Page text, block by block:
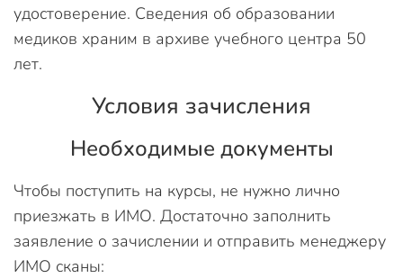
удостоверение. Сведения об образовании
медиков храним в архиве учебного центра 50
лет.
Условия зачисления
Необходимые документы
Чтобы поступить на курсы, не нужно лично
приезжать в ИМО. Достаточно заполнить
заявление о зачислении и отправить менеджеру
ИМО сканы: